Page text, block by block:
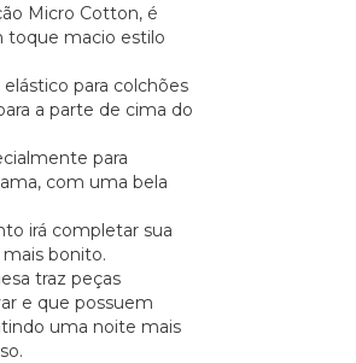
Micro Cotton, é
toque macio estilo
para colchões
a parte de cima do
para
com uma bela
irá completar sua
bonito.
traz peças
e que possuem
uma noite mais